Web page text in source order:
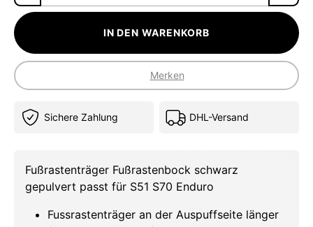
IN DEN WARENKORB
Merken
Sichere Zahlung DHL-Versand
Fußrastenträger Fußrastenbock schwarz
gepulvert passt für S51 S70 Enduro
Fussrastenträger an der Auspuffseite länger